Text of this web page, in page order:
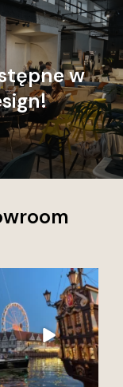
w
Najpiękniejsze miasto
w Polsce to?
0